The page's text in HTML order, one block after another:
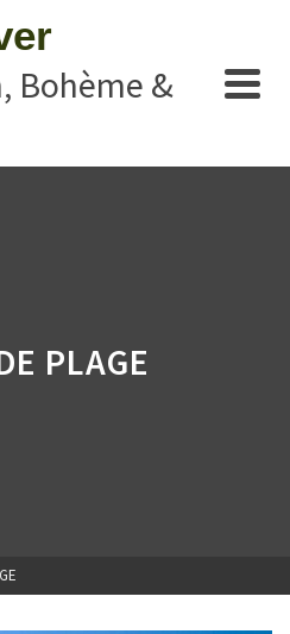
Bohème &
PLAGE